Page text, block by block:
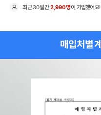
최근30일간2,990명이 가입했어요!
매입처별